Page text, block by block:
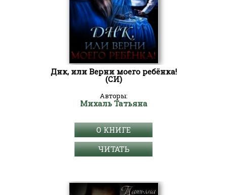
Днк, или Верни моего ребёнка!
(СИ)
Авторы:
Михаль Татьяна
О КНИГЕ
ЧИТАТЬ